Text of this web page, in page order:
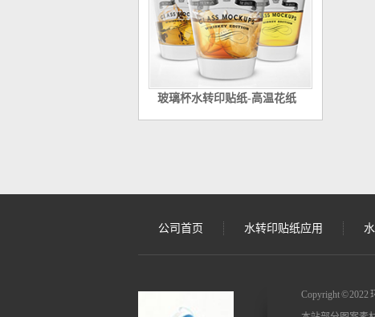
玻璃杯水转印贴纸-高温花纸
公司首页 水转印贴纸应用
Copyright © 2022